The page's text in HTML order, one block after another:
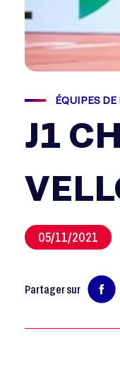
ÉQUIPES DE
J1
05/11/2021
Partager sur